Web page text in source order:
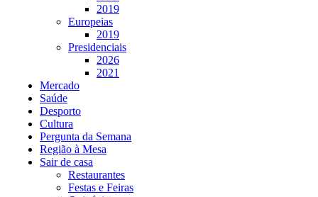
2019
Europeias
2019
Presidenciais
2026
2021
Mercado
Saúde
Desporto
Cultura
Pergunta da Semana
Região à Mesa
Sair de casa
Restaurantes
Festas e Feiras